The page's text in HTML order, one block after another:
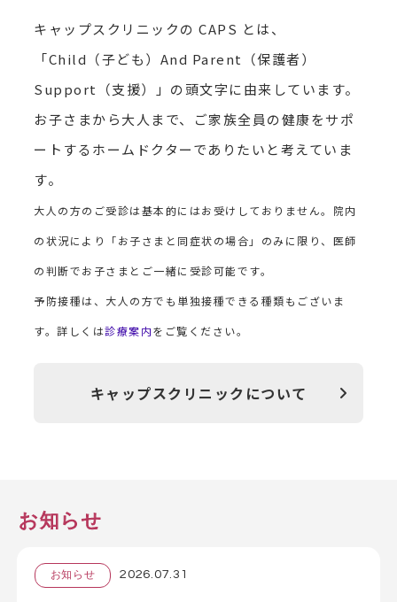
キャップスクリニックの CAPS とは、
「Child（子ども）And Parent（保護者）
Support（支援）」の頭文字に由来しています。
お子さまから大人まで、ご家族全員の健康をサポ
ートするホームドクターでありたいと考えていま
す。
大人の方のご受診は基本的にはお受けしておりません。院内
の状況により「お子さまと同症状の場合」のみに限り、医師
の判断でお子さまとご一緒に受診可能です。
予防接種は、大人の方でも単独接種できる種類もございま
す。詳しくは診療案内をご覧ください。
キャップスクリニックについて
お知らせ
お知らせ 2026.07.31